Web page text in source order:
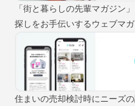
「街と暮らしの先輩マガジン
探しをお手伝いするウェブマ
住まいの売却検討時にニーズ